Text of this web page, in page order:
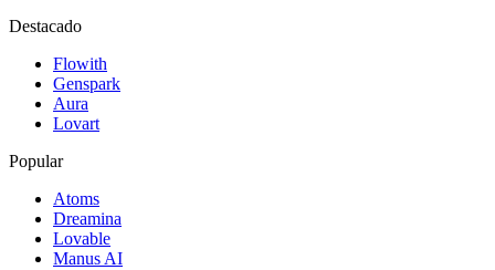
Destacado
Flowith
Genspark
Aura
Lovart
Popular
Atoms
Dreamina
Lovable
Manus AI